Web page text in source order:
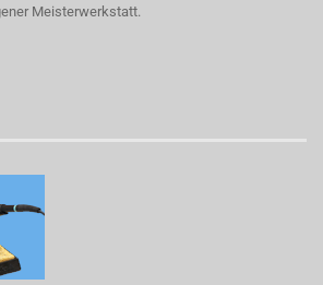
Meisterwerkstatt.